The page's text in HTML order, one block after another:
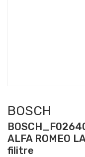
BOSCH
ALFA ROMEO
filitre